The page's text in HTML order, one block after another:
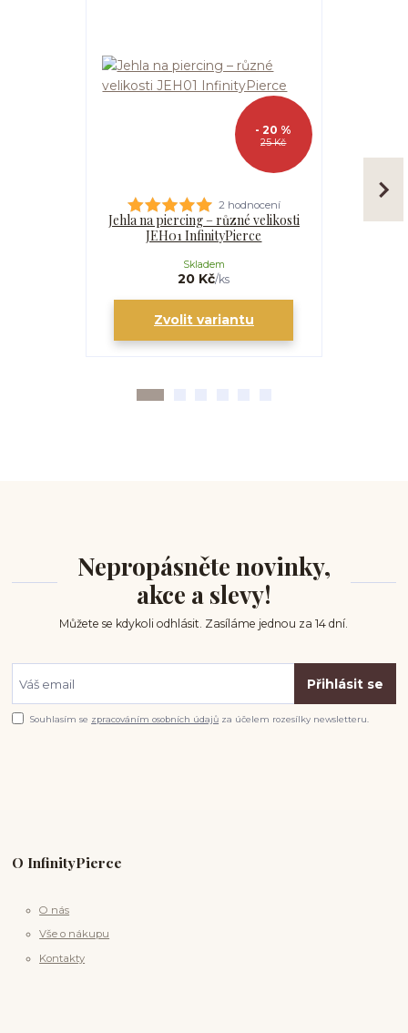
25 Kč
- 20 %
2 hodnocení
Jehla na piercing – různé velikosti
JEH01 InfinityPierce
20 Kč/ks
Skladem
Zvolit variantu
Nepropásněte novinky,
akce a slevy!
Můžete se kdykoli odhlásit. Zasíláme jednou za 14 dní.
Přihlásit se
Souhlasím se zpracováním osobních údajů za účelem rozesílky newsletteru.
O InfinityPierce
O nás
Vše o nákupu
Kontakty